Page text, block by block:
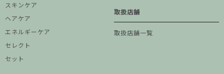
スキンケア
ヘアケア
エネルギーケア
セレクト
セット
取扱店舗
取扱店舗一覧